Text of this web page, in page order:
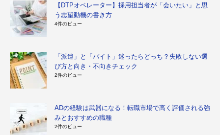
【DTPオペレーター】採用担当者が「会いたい」と思
う志望動機の書き方
4件のビュー
「派遣」と「バイト」迷ったらどっち？失敗しない選
び方と向き・不向きチェック
2件のビュー
ADの経験は武器になる！転職市場で高く評価される強
みとおすすめの職種
2件のビュー